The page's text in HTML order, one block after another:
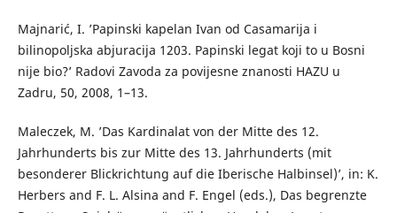
Majnarić, I. ’Papinski kapelan Ivan od Casamarija i
bilinopoljska abjuracija 1203. Papinski legat koji to u Bosni
nije bio?’ Radovi Zavoda za povijesne znanosti HAZU u
Zadru, 50, 2008, 1–13.
Maleczek, M. ’Das Kardinalat von der Mitte des 12.
Jahrhunderts bis zur Mitte des 13. Jahrhunderts (mit
besonderer Blickrichtung auf die Iberische Halbinsel)’, in: K.
Herbers and F. L. Alsina and F. Engel (eds.), Das begrenzte